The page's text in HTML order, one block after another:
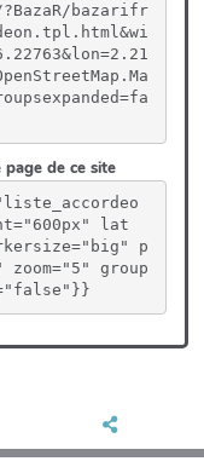
bazarifr
de ce site
lat
p
zoom="5" group